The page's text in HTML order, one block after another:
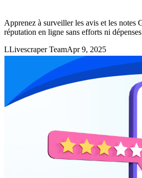
Apprenez à surveiller les avis et les notes
réputation en ligne sans efforts ni
LLivescraper TeamApr 9, 2025